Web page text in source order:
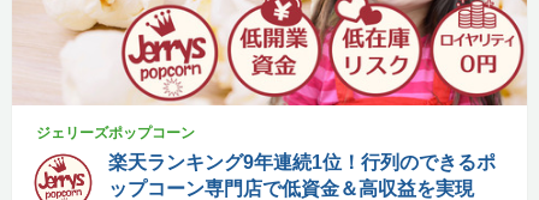
ジェリーズポップコーン
楽天ランキング9年連続1位！行列のできるポ
ップコーン専門店で低資金＆高収益を実現